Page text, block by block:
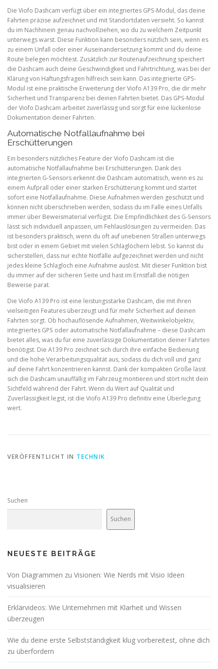
Die Viofo Dashcam verfügt über ein integriertes GPS-Modul, das deine
Fahrten präzise aufzeichnet und mit Standortdaten versieht. So kannst
du im Nachhinein genau nachvollziehen, wo du zu welchem Zeitpunkt
unterwegs warst. Diese Funktion kann besonders nützlich sein, wenn es
zu einem Unfall oder einer Auseinandersetzung kommt und du deine
Route belegen möchtest. Zusätzlich zur Routenaufzeichnung speichert
die Dashcam auch deine Geschwindigkeit und Fahrtrichtung, was bei der
Klärung von Haftungsfragen hilfreich sein kann. Das integrierte GPS-
Modul ist eine praktische Erweiterung der Viofo A139 Pro, die dir mehr
Sicherheit und Transparenz bei deinen Fahrten bietet. Das GPS-Modul
der Viofo Dashcam arbeitet zuverlässig und sorgt für eine lückenlose
Dokumentation deiner Fahrten.
Automatische Notfallaufnahme bei
Erschütterungen
Ein besonders nützliches Feature der Viofo Dashcam ist die
automatische Notfallaufnahme bei Erschütterungen. Dank des
integrierten G-Sensors erkennt die Dashcam automatisch, wenn es zu
einem Aufprall oder einer starken Erschütterung kommt und startet
sofort eine Notfallaufnahme. Diese Aufnahmen werden geschützt und
können nicht überschrieben werden, sodass du im Falle eines Unfalls
immer über Beweismaterial verfügst. Die Empfindlichkeit des G-Sensors
lässt sich individuell anpassen, um Fehlauslösungen zu vermeiden. Das
ist besonders praktisch, wenn du oft auf unebenen Straßen unterwegs
bist oder in einem Gebiet mit vielen Schlaglöchern lebst. So kannst du
sicherstellen, dass nur echte Notfälle aufgezeichnet werden und nicht
jedes kleine Schlagloch eine Aufnahme auslöst. Mit dieser Funktion bist
du immer auf der sicheren Seite und hast im Ernstfall die nötigen
Beweise parat.
Die Viofo A139 Pro ist eine leistungsstarke Dashcam, die mit ihren
vielseitigen Features überzeugt und für mehr Sicherheit auf deinen
Fahrten sorgt. Ob hochauflösende Aufnahmen, Weitwinkelobjektiv,
integriertes GPS oder automatische Notfallaufnahme – diese Dashcam
bietet alles, was du für eine zuverlässige Dokumentation deiner Fahrten
benötigst. Die A139 Pro zeichnet sich durch ihre einfache Bedienung
und die hohe Verarbeitungsqualität aus, sodass du dich voll und ganz
auf deine Fahrt konzentrieren kannst. Dank der kompakten Größe lässt
sich die Dashcam unauffällig im Fahrzeug montieren und stört nicht dein
Sichtfeld während der Fahrt. Wenn du Wert auf Qualität und
Zuverlässigkeit legst, ist die Viofo A139 Pro definitiv eine Überlegung
wert.
VERÖFFENTLICHT IN TECHNIK
Suchen
Suchen
NEUESTE BEITRÄGE
Von Diagrammen zu Visionen: Wie Nerds mit Visio Ideen
visualisieren
Erklärvideos: Wie Unternehmen mit Klarheit und Wissen
überzeugen
Wie du deine erste Selbstständigkeit klug vorbereitest, ohne dich
zu überfordern